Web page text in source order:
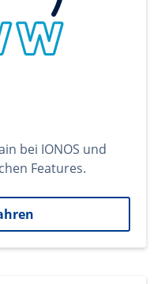
bei IONOS und
Features.